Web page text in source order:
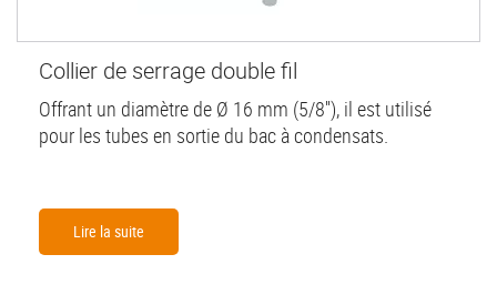
Collier de serrage double fil
Offrant un diamètre de Ø 16 mm (5/8''), il est utilisé
pour les tubes en sortie du bac à condensats.
Lire la suite